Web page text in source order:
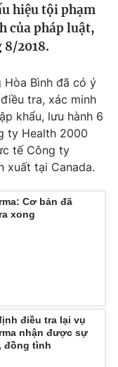
hiệu tội phạm
của pháp luật,
2018.
Bình đã có ý
tra, xác minh
khẩu, lưu hành 6
ty Health 2000
tế Công ty
xuất tại Canada.
Cơ bản đã
xong
điều tra lại vụ
nhận được sự
đồng tình